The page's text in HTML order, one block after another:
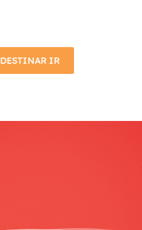
DESTINAR IR